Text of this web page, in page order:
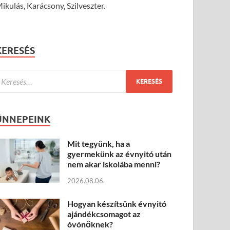
Karácsony, Szilveszter.
Mit tegyünk, ha a
gyermekünk az évnyitó után
nem akar iskolába menni?
2026.08.06.
Hogyan készítsünk évnyitó
ajándékcsomagot az
óvónőknek?